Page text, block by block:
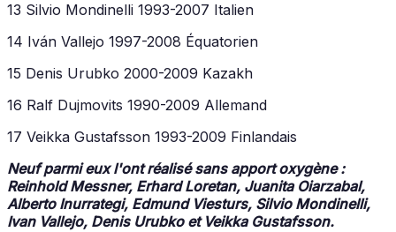
13 Silvio Mondinelli 1993-2007 Italien
14 Iván Vallejo 1997-2008 Équatorien
15 Denis Urubko 2000-2009 Kazakh
16 Ralf Dujmovits 1990-2009 Allemand
17 Veikka Gustafsson 1993-2009 Finlandais
Neuf parmi eux l'ont réalisé sans apport oxygène :
Reinhold Messner, Erhard Loretan, Juanita Oiarzabal,
Alberto Inurrategi, Edmund Viesturs, Silvio Mondinelli,
Ivan Vallejo, Denis Urubko et Veikka Gustafsson.